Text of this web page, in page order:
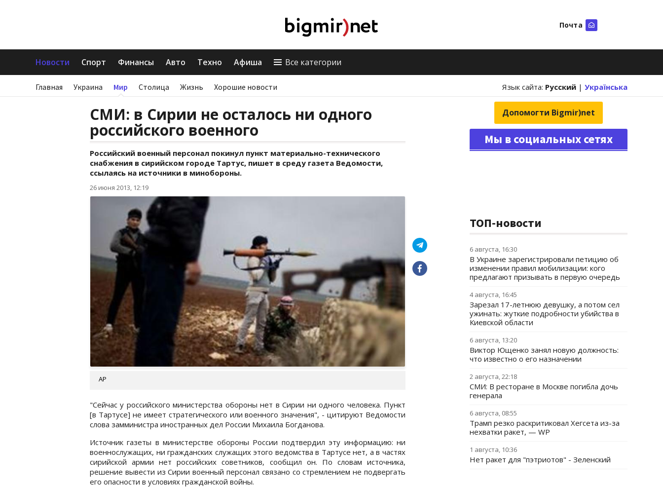
Почта
Новости Спорт Финансы Авто Техно Афиша Все категории
Главная Украина Мир Столица Жизнь Хорошие новости Язык сайта: Русский | Українська
СМИ: в Сирии не осталось ни одного
российского военного
Российский военный персонал покинул пункт мате­риально-технического
снабжения в сирийском городе Тартус, пишет в среду газета Ведомости,
ссылаясь на источники в минобороны.
26 июня 2013, 12:19
AP
"Сейчас у российского министерства обороны нет в Сирии ни одного человека. Пункт
[в Тартусе] не имеет стратегического или военного значения", - цитируют Ведомости
слова замминистра иностранных дел России Михаила Богданова.
Источник газеты в министерстве обороны России подтвердил эту информацию: ни
военнослужащих, ни гражданских служащих этого ведомства в Тартусе нет, а в частях
сирийской армии нет российских советников, сообщил он. По словам источника,
решение вывести из Сирии военный персонал связано со стремлением не подвергать
его опасности в условиях гражданской войны.
Допомогти Bigmir)net
Мы в социальных сетях
ТОП-новости
6 августа, 16:30
В Украине зарегистрировали петицию об
изменении правил мобилизации: кого
предлагают призывать в первую очередь
4 августа, 16:45
Зарезал 17-летнюю девушку, а потом сел
ужинать: жуткие подробности убийства в
Киевской области
6 августа, 13:20
Виктор Ющенко занял новую должность:
что известно о его назначении
2 августа, 22:18
СМИ: В ресторане в Москве погибла дочь
генерала
6 августа, 08:55
Трамп резко раскритиковал Хегсета из-за
нехватки ракет, — WP
1 августа, 10:36
Нет ракет для "пэтриотов" - Зеленский